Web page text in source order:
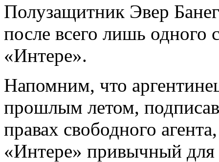
Полузащитник Эвер
после всего лишь одного
«Интере».
Напомним, что
прошлым летом,
правах свободного
«Интере» привычный для